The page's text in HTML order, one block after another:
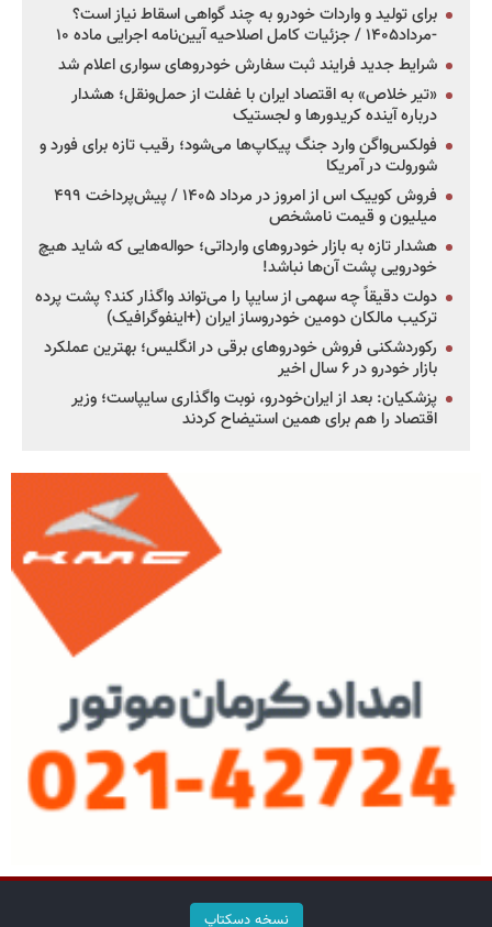
برای تولید و واردات خودرو به چند گواهی اسقاط نیاز است؟
-مرداد۱۴۰۵ / جزئیات کامل اصلاحیه آیین‌نامه اجرایی ماده ۱۰
شرایط جدید فرایند ثبت سفارش خودروهای سواری اعلام شد
«تیر خلاص» به اقتصاد ایران با غفلت از حمل‌ونقل؛ هشدار
درباره آینده کریدورها و لجستیک
فولکس‌واگن وارد جنگ پیکاپ‌ها می‌شود؛ رقیب تازه برای فورد و
شورولت در آمریکا
فروش کوییک اس از امروز در مرداد ۱۴۰۵ / پیش‌پرداخت ۴۹۹
میلیون و قیمت نامشخص
هشدار تازه به بازار خودروهای وارداتی؛ حواله‌هایی که شاید هیچ
خودرویی پشت آن‌ها نباشد!
دولت دقیقاً چه سهمی از سایپا را می‌تواند واگذار کند؟ پشت پرده
ترکیب مالکان دومین خودروساز ایران (+اینفوگرافیک)
رکوردشکنی فروش خودروهای برقی در انگلیس؛ بهترین عملکرد
بازار خودرو در ۶ سال اخیر
پزشکیان: بعد از ایران‌خودرو، نوبت واگذاری سایپاست؛ وزیر
اقتصاد را هم برای همین استیضاح کردند
نسخه دسکتاپ